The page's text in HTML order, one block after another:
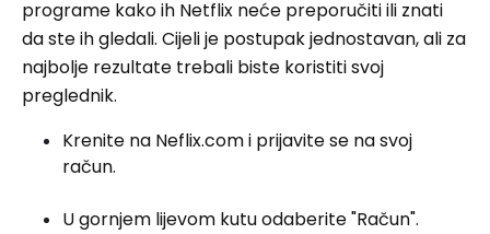
programe kako ih Netflix neće preporučiti ili znati
da ste ih gledali. Cijeli je postupak jednostavan, ali za
najbolje rezultate trebali biste koristiti svoj
preglednik.
Krenite na Neflix.com i prijavite se na svoj
račun.
U gornjem lijevom kutu odaberite "Račun".